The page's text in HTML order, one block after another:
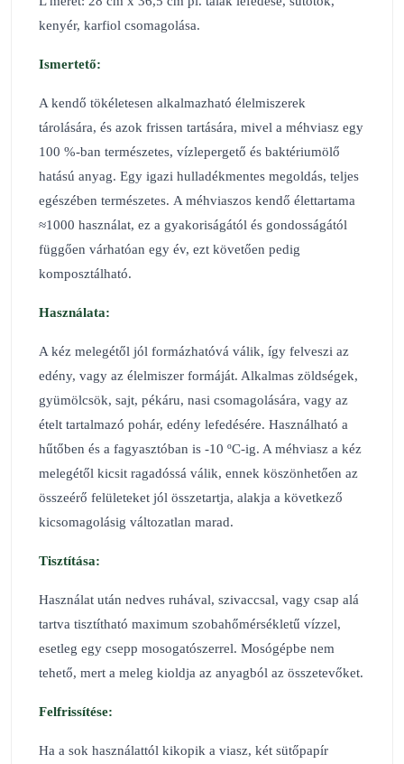
kenyér, karfiol csomagolása.
Ismertető:
A kendő tökéletesen alkalmazható élelmiszerek
tárolására, és azok frissen tartására, mivel a méhviasz egy
100 %-ban természetes, vízlepergető és baktériumölő
hatású anyag. Egy igazi hulladékmentes megoldás, teljes
egészében természetes. A méhviaszos kendő élettartama
≈1000 használat, ez a gyakoriságától és gondosságától
függően várhatóan egy év, ezt követően pedig
komposztálható.
Használata:
A kéz melegétől jól formázhatóvá válik, így felveszi az
edény, vagy az élelmiszer formáját. Alkalmas zöldségek,
gyümölcsök, sajt, pékáru, nasi csomagolására, vagy az
ételt tartalmazó pohár, edény lefedésére. Használható a
hűtőben és a fagyasztóban is -10 ºC-ig. A méhviasz a kéz
melegétől kicsit ragadóssá válik, ennek köszönhetően az
összeérő felületeket jól összetartja, alakja a következő
kicsomagolásig változatlan marad.
Tisztítása:
Használat után nedves ruhával, szivaccsal, vagy csap alá
tartva tisztítható maximum szobahőmérsékletű vízzel,
esetleg egy csepp mosogatószerrel. Mosógépbe nem
tehető, mert a meleg kioldja az anyagból az összetevőket.
Felfrissítése:
Ha a sok használattól kikopik a viasz, két sütőpapír